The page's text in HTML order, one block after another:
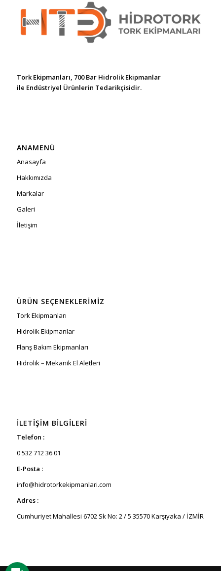
Tork Ekipmanları, 700 Bar Hidrolik Ekipmanlar
ile Endüstriyel Ürünlerin Tedarikçisidir.
ANAMENÜ
Anasayfa
Hakkımızda
Markalar
Galeri
İletişim
ÜRÜN SEÇENEKLERIMIZ
Tork Ekipmanları
Hidrolik Ekipmanlar
Flanş Bakım Ekipmanları
Hidrolik – Mekanik El Aletleri
İLETIŞIM BILGILERI
Telefon :
0 532 712 36 01
E-Posta :
info@hidrotorkekipmanlari.com
Adres :
Cumhuriyet Mahallesi 6702 Sk No: 2 / 5 35570 Karşıyaka / İZMİR